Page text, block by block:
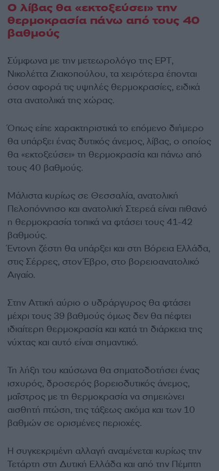
Ο λίβας θα «εκτοξεύσει» την
θερμοκρασία πάνω από τους 40
βαθμούς
Σύμφωνα με την μετεωρολόγο της ΕΡΤ,
Νικολέττα Ζιακοπούλου, τα χειρότερα έπονται
όσον αφορά τις υψηλές θερμοκρασίες, ειδικά
στα ανατολικά της χώρας.
Όπως είπε χαρακτηριστικά το επόμενο διήμερο
θα υπάρξει ένας δυτικός άνεμος, λίβας, ο οποίος
θα «εκτοξεύσει» τη θερμοκρασία και πάνω από
τους 40 βαθμούς.
Μάλιστα κυρίως σε Θεσσαλία, ανατολική
Πελοπόννησο και ανατολική Στερεά είναι πιθανό
η θερμοκρασία τοπικά να φτάσει τους 41-42
βαθμούς.
Έντονη ζέστη θα υπάρξει και στη Βόρεια Ελλάδα,
στις Σέρρες, στον Έβρο, στο βορειοανατολικό
Αιγαίο.
Στην Αττική αύριο ο υδράργυρος θα φτάσει
μέχρι τους 39 βαθμούς όμως δεν θα πέφτει
ιδιαίτερη θερμοκρασία και κατά τη διάρκεια της
νύχτας και αυτό είναι σημαντικό.
Τη λήξη του καύσωνα θα σηματοδοτήσει ένας
ισχυρός, δροσερός βορειοδυτικός άνεμος,
μαΐστρος με τη θερμοκρασία να σημειώνει
αισθητή πτώση, της τάξεως ακόμα και των 10
βαθμών σε ορισμένες περιοχές.
Η συγκεκριμένη αλλαγή αναμένεται κυρίως την
Τετάρτη στη Δυτική Ελλάδα και από την Πέμπτη